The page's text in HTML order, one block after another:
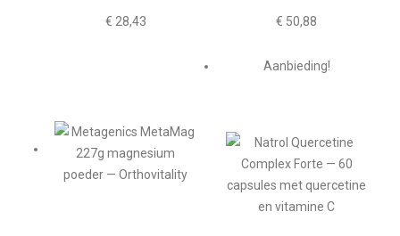
€ 28,43 € 50,88
Aanbieding!